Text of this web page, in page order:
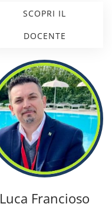
SCOPRI IL
DOCENTE
Luca Francioso